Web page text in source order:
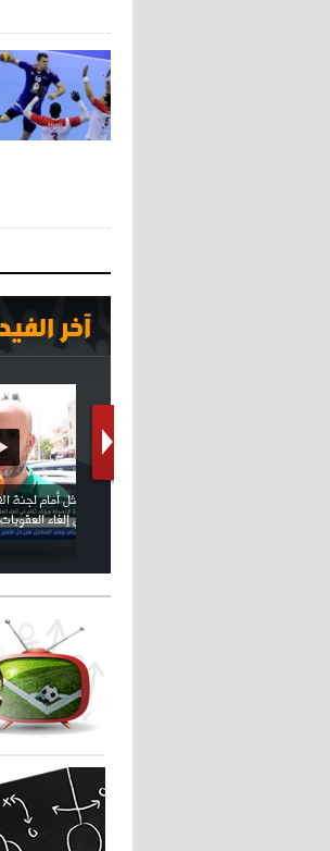
آخر
كريستيانو
بسبب سيلفي